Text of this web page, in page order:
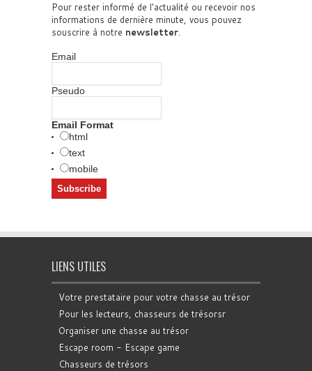
Pour rester informé de l'actualité ou recevoir nos
informations de dernière minute, vous pouvez
souscrire à notre newsletter.
Email
Pseudo
Email Format
html
text
mobile
LIENS UTILES
Votre prestataire pour votre chasse au trésor
Pour les lecteurs, chasseurs de trésorsr
Organiser une chasse au trésor
Escape room - Escape game
Chasseurs de trésors